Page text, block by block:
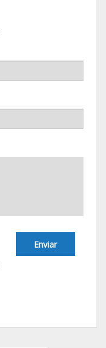
Enviar